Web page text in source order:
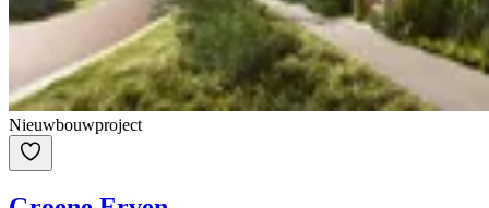
Nieuwbouwproject